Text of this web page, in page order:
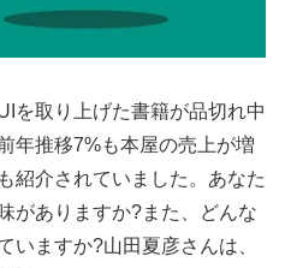
を取り上げた書籍が品切れ中
年推移7%も本屋の売上が増
紹介されていました。あなた
がありますか?また、どんな
いますか?山田夏彦さんは、